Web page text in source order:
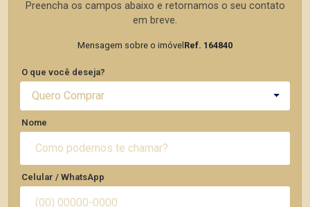
Preencha os campos abaixo e retornamos o seu contato
em breve.
Mensagem sobre o imóvel Ref. 164840
O que você deseja?
Quero Comprar
Nome
Celular / WhatsApp